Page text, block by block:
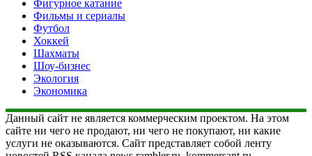
Фигурное катание
Фильмы и сериалы
Футбол
Хоккей
Шахматы
Шоу-бизнес
Экология
Экономика
Данный сайт не является коммерческим проектом. На этом
сайте ни чего не продают, ни чего не покупают, ни какие
услуги не оказываются. Сайт представляет собой ленту